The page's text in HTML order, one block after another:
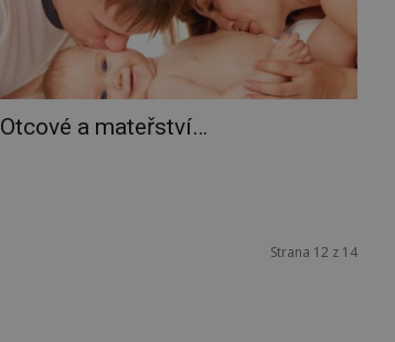
Otcové a mateřství…
Strana 12 z 14